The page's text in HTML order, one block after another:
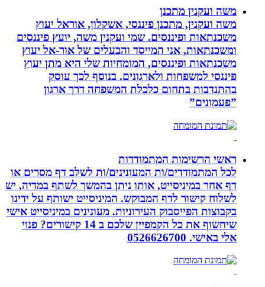
משה ועקנין מתכנן
משה ועקנין, מתכנן פיננסי, אשקלון, אוראל יעוץ
משכנתאות ופיננסים. שמי ועקנין משה, יועץ פיננסים
ומשכנתאות, אני המייסד והבעלים של אור-אל יעוץ
משכנתאות ופיננסים, המומחיות שלי היא מתן יעוץ
פיננסי למשפחות ולארגונים. בנוסף לכך עוסק
בהתנדבות בתחום כלכלת המשפחה דרך ארגון
”פעמונים”
ראשי הרשימות המתמודדות
לכל המתמודדים/ות המעונינים/ות לשלב דף מסרים או
דף אחר במיניסייט, אותו ניתן בהמשך לשתף במדיה, יש
לשלוח קישור לדף המבוקש. המיניסייט ישותף על ידינו
בקבוצות הפייסבוק העירוניות. מעונינים במיניסייט אישי
שיחשוף את כל הקמפיין שלכם ב 14 קישורים? פנוי
אלי באישי. 0526626700